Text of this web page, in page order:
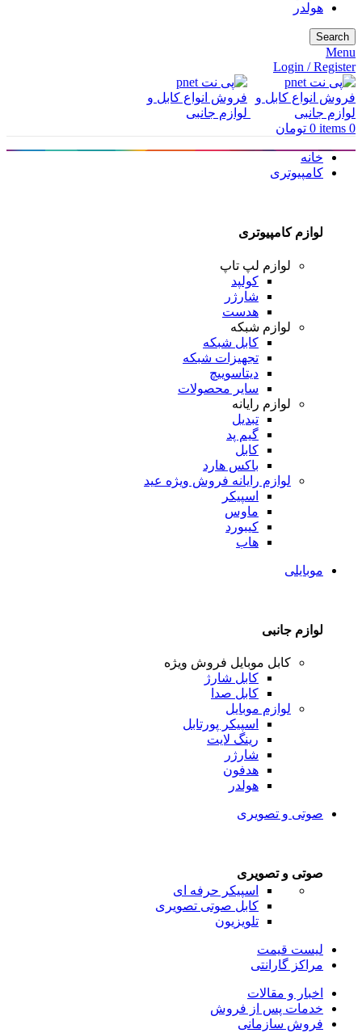
هولدر
Search
Menu
Login / Register
0
items
0 تومان
خانه
کامپیوتری
لوازم کامپیوتری
لوازم لپ تاپ
کولپد
شارژر
هدست
لوازم شبکه
کابل شبکه
تجهیزات شبکه
دیتاسوییچ
سایر محصولات
لوازم رایانه
تبدیل
گیم پد
کابل
باکس هارد
لوازم رایانه فروش ویژه عید
اسپیکر
ماوس
کیبورد
هاب
موبایلی
لوازم جانبی
کابل موبایل فروش ویژه
کابل شارژ
کابل صدا
لوازم موبایل
اسپیکر پورتابل
رینگ لایت
شارژر
هدفون
هولدر
صوتی و تصویری
صوتی و تصویری
اسپیکر حرفه ای
کابل صوتی تصویری
تلویزیون
لیست قیمت
مراکز گارانتی
اخبار و مقالات
خدمات پس از فروش
فروش سازمانی